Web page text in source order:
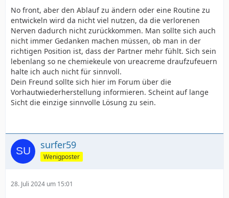
No front, aber den Ablauf zu ändern oder eine Routine zu
entwickeln wird da nicht viel nutzen, da die verlorenen
Nerven dadurch nicht zurückkommen. Man sollte sich auch
nicht immer Gedanken machen müssen, ob man in der
richtigen Position ist, dass der Partner mehr fühlt. Sich sein
lebenlang so ne chemiekeule von ureacreme draufzufeuern
halte ich auch nicht für sinnvoll.
Dein Freund sollte sich hier im Forum über die
Vorhautwiederherstellung informieren. Scheint auf lange
Sicht die einzige sinnvolle Lösung zu sein.
surfer59
Wenigposter
28. Juli 2024 um 15:01